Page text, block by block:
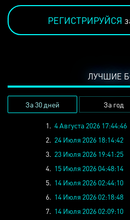
РЕГИСТРИРУЙСЯ
ЛУЧШИЕ
За 30 дней За год
1. 4 Августа 2026 17:44:46
2. 24 Июля 2026 18:14:42
3. 23 Июля 2026 19:41:25
4. 15 Июля 2026 04:48:14
5. 14 Июля 2026 02:44:10
6. 14 Июля 2026 02:18:48
7. 14 Июля 2026 02:09:10